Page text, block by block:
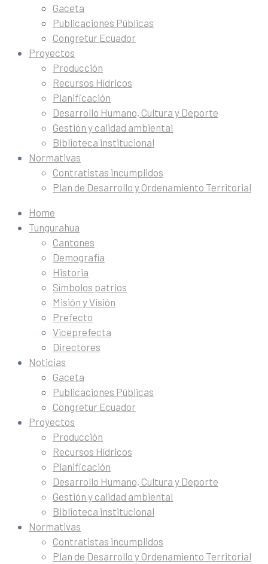
Gaceta
Publicaciones Públicas
Congretur Ecuador
Proyectos
Producción
Recursos Hídricos
Planificación
Desarrollo Humano, Cultura y Deporte
Gestión y calidad ambiental
Biblioteca institucional
Normativas
Contratistas incumplidos
Plan de Desarrollo y Ordenamiento Territorial
Home
Tungurahua
Cantones
Demografía
Historia
Símbolos patrios
Misión y Visión
Prefecto
Viceprefecta
Directores
Noticias
Gaceta
Publicaciones Públicas
Congretur Ecuador
Proyectos
Producción
Recursos Hídricos
Planificación
Desarrollo Humano, Cultura y Deporte
Gestión y calidad ambiental
Biblioteca institucional
Normativas
Contratistas incumplidos
Plan de Desarrollo y Ordenamiento Territorial